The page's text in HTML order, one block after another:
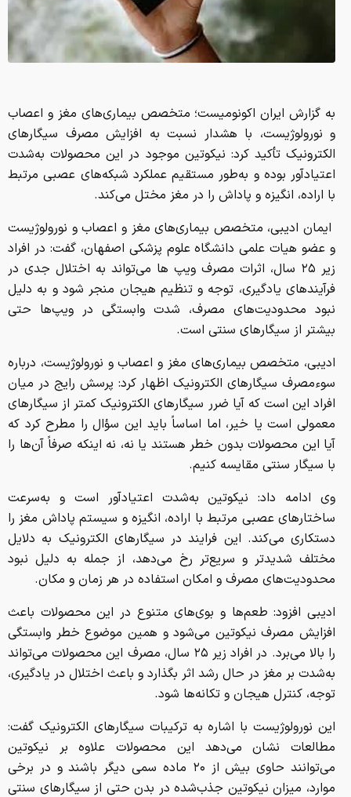
به گزارش ایران اکونومیست؛ متخصص بیماری‌های مغز و اعصاب
و نورولوژیست، با هشدار نسبت به افزایش مصرف سیگارهای
الکترونیک تأکید کرد: نیکوتین موجود در این محصولات به‌شدت
اعتیادآور بوده و به‌طور مستقیم عملکرد شبکه‌های عصبی مرتبط
با اراده، انگیزه و پاداش را در مغز مختل می‌کند.
ایمان ادیبی، متخصص بیماری‌های مغز و اعصاب و نورولوژیست
و عضو هیات علمی دانشگاه علوم پزشکی اصفهان، گفت: در افراد
زیر ۲۵ سال، اثرات مصرف ویپ ها می‌تواند به اختلال جدی در
فرآیندهای یادگیری، توجه و تنظیم هیجان منجر شود و به دلیل
نبود محدودیت‌های مصرف، شدت وابستگی در ویپ‌ها حتی
بیشتر از سیگارهای سنتی است.
ادیبی، متخصص بیماری‌های مغز و اعصاب و نورولوژیست، درباره
سوءمصرف سیگارهای الکترونیک اظهار کرد: پرسش رایج در میان
افراد این است که آیا ضرر سیگارهای الکترونیک کمتر از سیگارهای
معمولی است یا خیر، اما اساساً باید این سؤال را مطرح کرد که
آیا این محصولات بدون خطر هستند یا نه، نه اینکه صرفاً آن‌ها را
با سیگار سنتی مقایسه کنیم.
وی ادامه داد: نیکوتین به‌شدت اعتیادآور است و به‌سرعت
ساختارهای عصبی مرتبط با اراده، انگیزه و سیستم پاداش مغز را
دستکاری می‌کند. این فرایند در سیگارهای الکترونیک به دلایل
مختلف شدیدتر و سریع‌تر رخ می‌دهد، از جمله به دلیل نبود
محدودیت‌های مصرف و امکان استفاده در هر زمان و مکان.
ادیبی افزود: طعم‌ها و بوی‌های متنوع در این محصولات باعث
افزایش مصرف نیکوتین می‌شود و همین موضوع خطر وابستگی
را بالا می‌برد. در افراد زیر ۲۵ سال، مصرف این محصولات می‌تواند
به‌شدت بر مغز در حال رشد اثر بگذارد و باعث اختلال در یادگیری،
توجه، کنترل هیجان و تکانه‌ها شود.
این نورولوژیست با اشاره به ترکیبات سیگارهای الکترونیک گفت:
مطالعات نشان می‌دهد این محصولات علاوه بر نیکوتین
می‌توانند حاوی بیش از ۲۰ ماده سمی دیگر باشند و در برخی
موارد، میزان نیکوتین جذب‌شده در بدن حتی از سیگارهای سنتی